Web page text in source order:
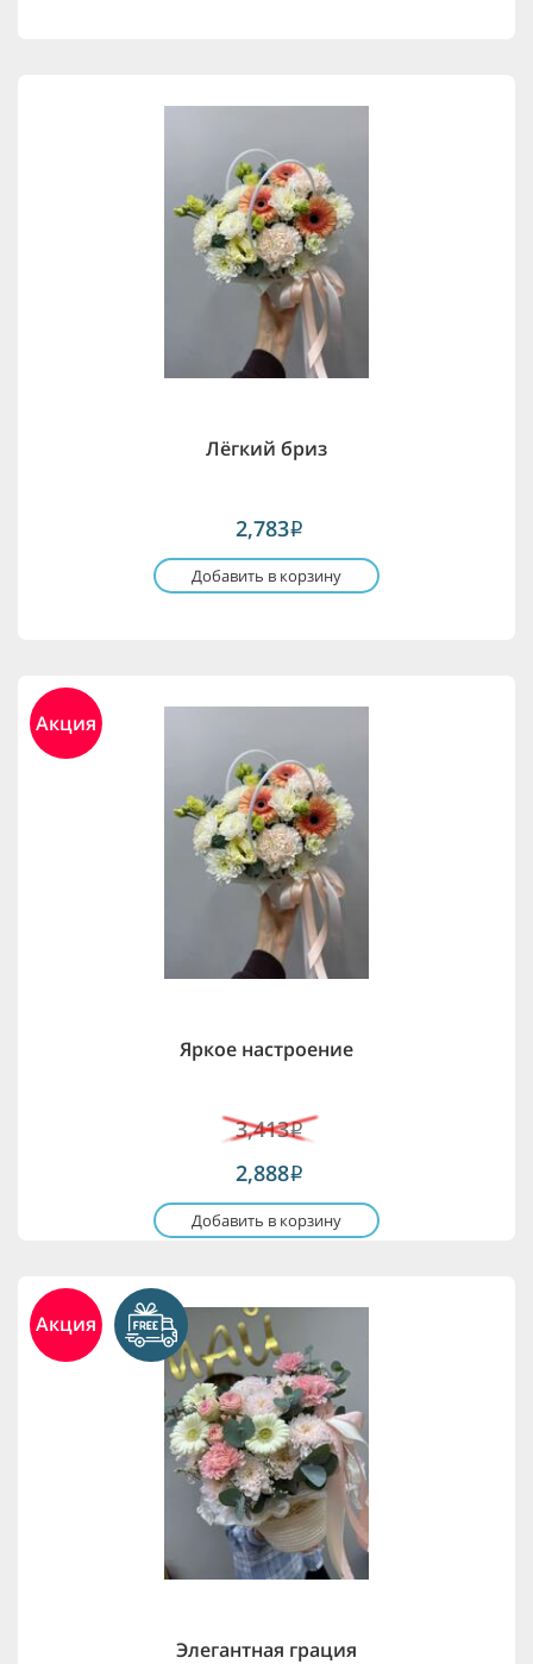
Лёгкий бриз
2,783i
Добавить в корзину
Акция
Яркое настроение
3,413i
2,888i
Добавить в корзину
Акция
Элегантная грация